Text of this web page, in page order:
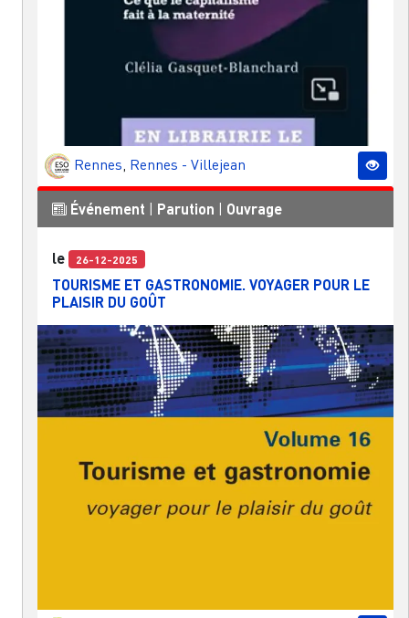
Rennes, Rennes - Villejean
Événement Parution Ouvrage
le 26-12-2025
TOURISME ET GASTRONOMIE. VOYAGER POUR LE
PLAISIR DU GOÛT